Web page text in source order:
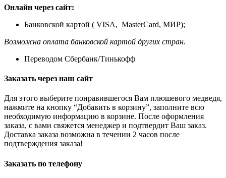
Онлайн через сайт:
Банковской картой ( VISA, MasterCard, МИР);
Возможна оплата банковской картой других стран.
Переводом Сбербанк/Тинькофф
Заказать через наш сайт
Для этого выберите понравившегося Вам плюшевого медведя,
нажмите на кнопку “Добавить в корзину”, заполните всю
необходимую информацию в корзине. После оформления
заказа, с вами свяжется менеджер и подтвердит Ваш заказ.
Доставка заказа возможна в течении 2 часов после
подтверждения заказа!
Заказать по телефону